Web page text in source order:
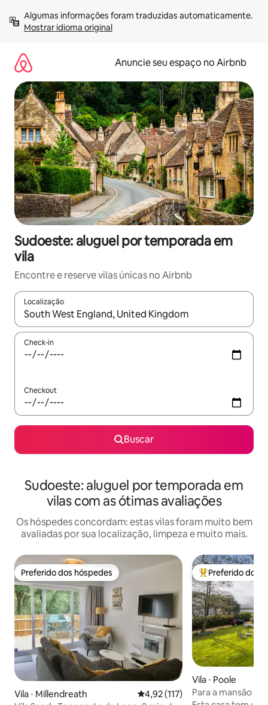
para
Mostrar idioma original
Anuncie seu espaço no Airbnb
Sudoeste: aluguel por temporada em
vila
Encontre e reserve vilas únicas no Airbnb
Localização
Quando os resultados estiverem disponíveis, explore-os
Check-in
Checkout
Buscar
Sudoeste: aluguel por temporada em
vilas com as ótimas avaliações
Os hóspedes concordam: estas vilas foram muito bem
avaliadas por sua localização, limpeza e muito mais.
Preferido dos hóspedes
Preferido dos hóspedes
Vila ⋅ Millendreath 4,92 de uma avaliação média de
4,92 (117)
Entre os
Preferido dos
Vila ⋅ Poole
Para a mansão